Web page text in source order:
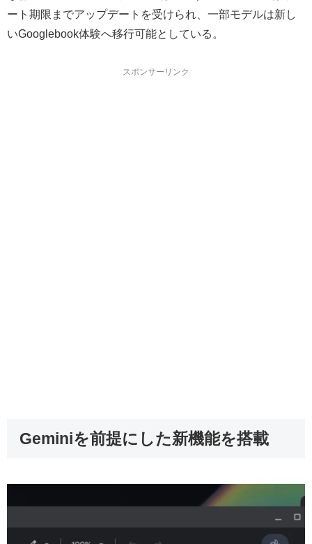
ート期限までアップデートを受けられ、一部モデルは新し
いGooglebook体験へ移行可能としている。
スポンサーリンク
Geminiを前提にした新機能を搭載